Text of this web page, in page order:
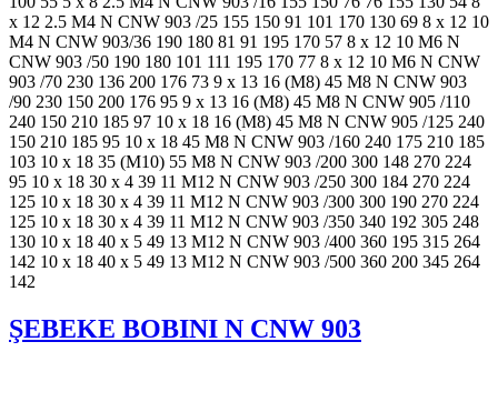
x 12 2.5 M4 N CNW 903 /25 155 150 91 101 170 130 69 8 x 12 10
M4 N CNW 903/36 190 180 81 91 195 170 57 8 x 12 10 M6 N
CNW 903 /50 190 180 101 111 195 170 77 8 x 12 10 M6 N CNW
903 /70 230 136 200 176 73 9 x 13 16 (M8) 45 M8 N CNW 903
/90 230 150 200 176 95 9 x 13 16 (M8) 45 M8 N CNW 905 /110
240 150 210 185 97 10 x 18 16 (M8) 45 M8 N CNW 905 /125 240
150 210 185 95 10 x 18 45 M8 N CNW 903 /160 240 175 210 185
103 10 x 18 35 (M10) 55 M8 N CNW 903 /200 300 148 270 224
95 10 x 18 30 x 4 39 11 M12 N CNW 903 /250 300 184 270 224
125 10 x 18 30 x 4 39 11 M12 N CNW 903 /300 300 190 270 224
125 10 x 18 30 x 4 39 11 M12 N CNW 903 /350 340 192 305 248
130 10 x 18 40 x 5 49 13 M12 N CNW 903 /400 360 195 315 264
142 10 x 18 40 x 5 49 13 M12 N CNW 903 /500 360 200 345 264
142
ŞEBEKE BOBINI N CNW 903